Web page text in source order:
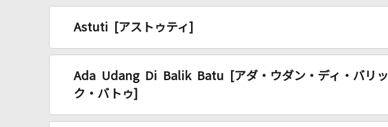
Astuti [アストゥティ]
Ada Udang Di Balik Batu [アダ・ウダン・ディ・バリッ
ク・バトゥ]